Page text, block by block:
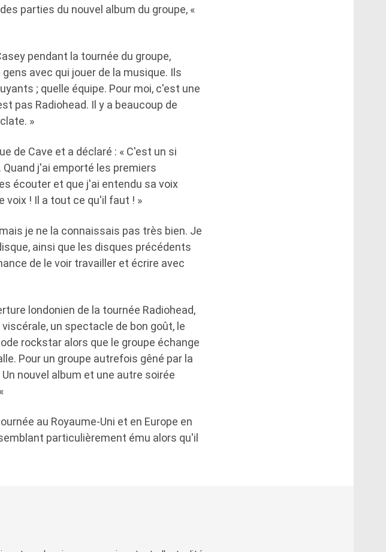
parties du nouvel album du groupe, «
pendant la tournée du groupe,
avec qui jouer de la musique. Ils
; quelle équipe. Pour moi, c'est une
pas Radiohead. Il y a beaucoup de
»
de Cave et a déclaré : « C'est un si
j'ai emporté les premiers
écouter et que j'ai entendu sa voix
voix ! Il a tout ce qu'il faut ! »
je ne la connaissais pas très bien. Je
ainsi que les disques précédents
de le voir travailler et écrire avec
londonien de la tournée Radiohead,
un spectacle de bon goût, le
rockstar alors que le groupe échange
Pour un groupe autrefois gêné par la
nouvel album et une autre soirée
au Royaume-Uni et en Europe en
particulièrement ému alors qu'il